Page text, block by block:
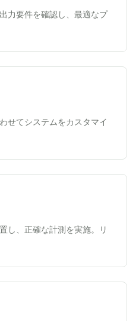
力要件を確認し、最適なプ
せてシステムをカスタマイ
し、正確な計測を実施。リ